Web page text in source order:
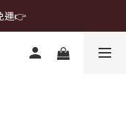
$300 折價券 ➤
運👉
$300 折價券 ➤